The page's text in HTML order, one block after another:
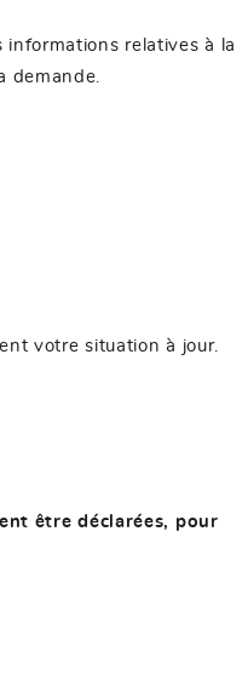
relatives à la
demande.
votre situation à jour.
être déclarées, pour